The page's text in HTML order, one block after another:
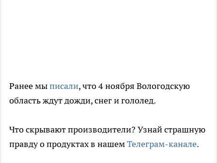
Ранее мыписали, что 4 ноября Вологодскую
область ждут дожди, снег и гололед.
Что скрывают производители? Узнай страшную
правду о продуктах в нашемТелеграм-канале.